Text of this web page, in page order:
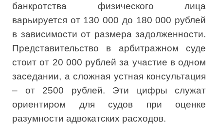
банкротства физического лица
варьируется от 130 000 до 180 000 рублей
в зависимости от размера задолженности.
Представительство в арбитражном суде
стоит от 20 000 рублей за участие в одном
заседании, а сложная устная консультация
– от 2500 рублей. Эти цифры служат
ориентиром для судов при оценке
разумности адвокатских расходов.